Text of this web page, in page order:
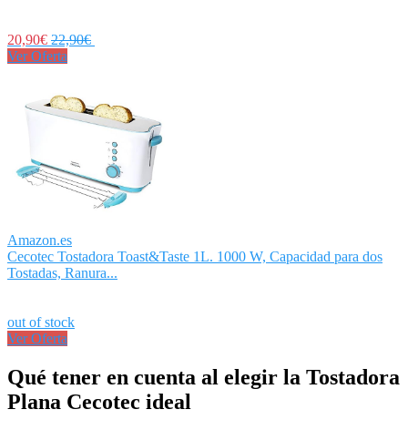
20,90€ 22,90€
Ver Oferta
Amazon.es
Cecotec Tostadora Toast&Taste 1L. 1000 W, Capacidad para dos
Tostadas, Ranura...
out of stock
Ver Oferta
Qué tener en cuenta al elegir la Tostadora
Plana Cecotec ideal